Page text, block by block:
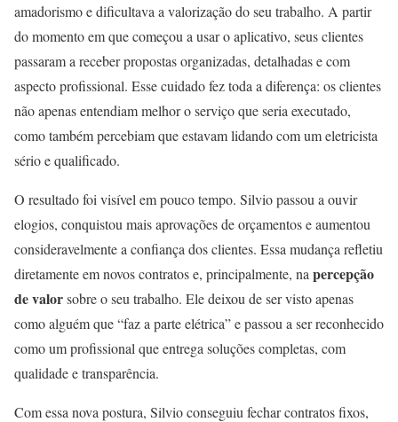
amadorismo e dificultava a valorização do seu trabalho. A partir
do momento em que começou a usar o aplicativo, seus clientes
passaram a receber propostas organizadas, detalhadas e com
aspecto profissional. Esse cuidado fez toda a diferença: os clientes
não apenas entendiam melhor o serviço que seria executado,
como também percebiam que estavam lidando com um eletricista
sério e qualificado.
O resultado foi visível em pouco tempo. Silvio passou a ouvir
elogios, conquistou mais aprovações de orçamentos e aumentou
consideravelmente a confiança dos clientes. Essa mudança refletiu
diretamente em novos contratos e, principalmente, na percepção
de valorsobre o seu trabalho. Ele deixou de ser visto apenas
como alguém que “faz a parte elétrica” e passou a ser reconhecido
como um profissional que entrega soluções completas, com
qualidade e transparência.
Com essa nova postura, Silvio conseguiu fechar contratos fixos,